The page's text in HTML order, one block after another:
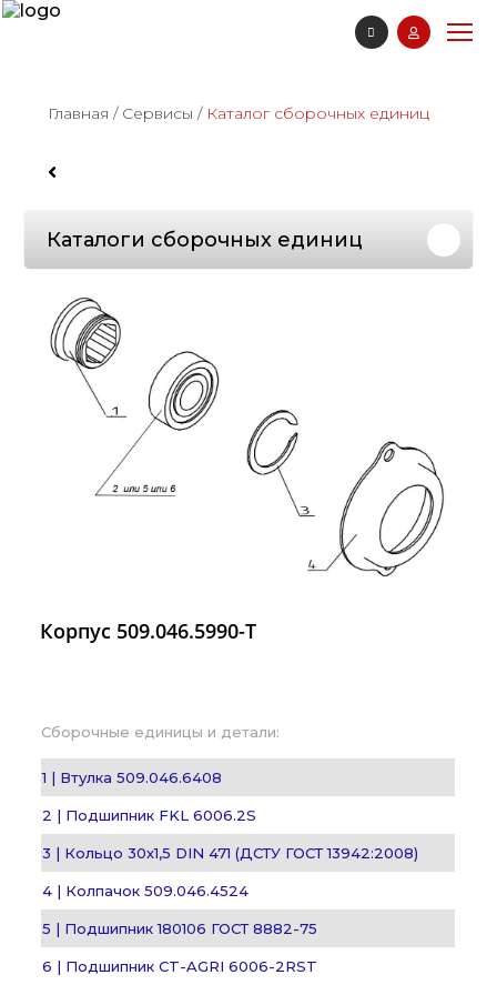
Главная / Сервисы / Каталог сборочных единиц
Каталоги сборочных единиц
Корпус 509.046.5990-Т
Сборочные единицы и детали:
1 | Втулка 509.046.6408
2 | Подшипник FKL 6006.2S
3 | Кольцо 30х1,5 DIN 471 (ДСТУ ГОСТ 13942:2008)
4 | Колпачок 509.046.4524
5 | Подшипник 180106 ГОСТ 8882-75
6 | Подшипник CT-AGRI 6006-2RST